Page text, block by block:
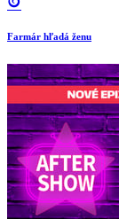
Farmár hľadá ženu